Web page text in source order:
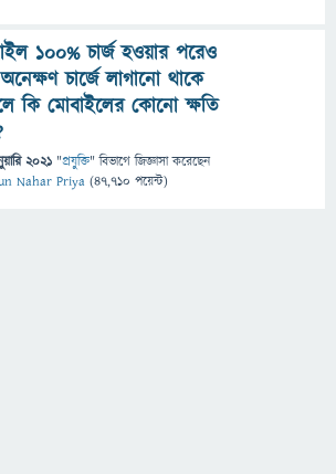
১০০% চার্জ হওয়ার পরেও
চার্জে লাগানো থাকে
কি মোবাইলের কোনো ক্ষতি
2021 "প্রযুক্তি" বিভাগে জিজ্ঞাসাকরেছেন
Nahar Priya (47,710 পয়েন্ট)